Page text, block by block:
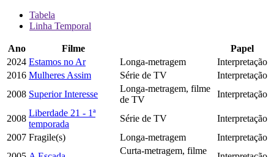
Tabela
Linha Temporal
Ano Filme
Papel
2024 Estamos no Ar Longa-metragem
Interpretação
2016 Mulheres Assim Série de TV
Interpretação
2008 Superior Interesse
Longa-metragem, filme
de TV
Interpretação
2008
Liberdade 21 - 1ª
temporada
Série de TV
Interpretação
2007 Fragile(s) Longa-metragem
Interpretação
Curta-metragem, filme